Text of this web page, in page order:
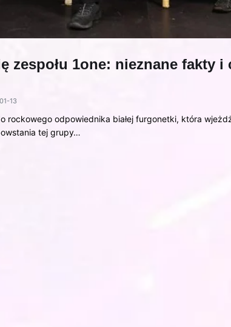
zespołu 1one: nieznane fakty i
13
rockowego odpowiednika białej furgonetki, która
tej grupy…